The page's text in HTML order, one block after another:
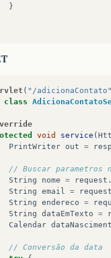
}
( "/adicionaContato"
class
void service (
PrintWriter out =
// Buscar parametros
String
nome = request .
String email = request
String endereco =
String dataEmTexto =
Calendar
// Conversão da data